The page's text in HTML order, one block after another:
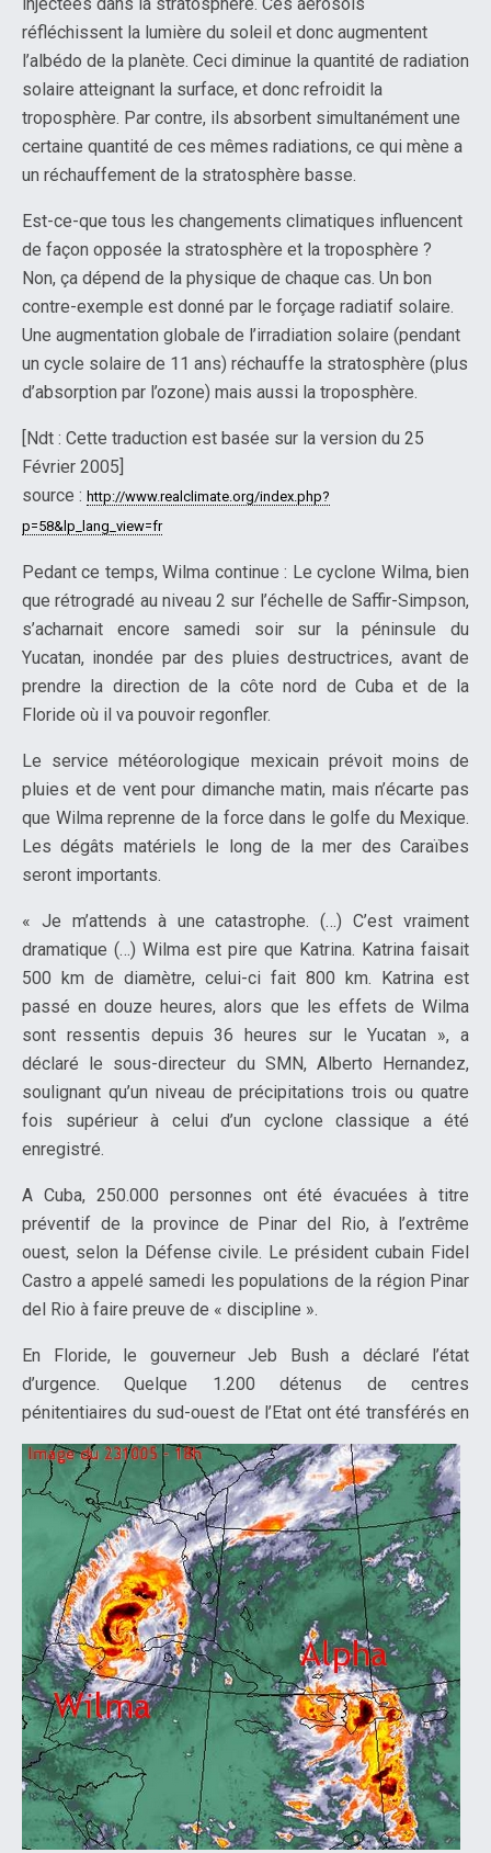
réfléchissent la lumière du soleil et donc augmentent
l’albédo de la planète. Ceci diminue la quantité de radiation
solaire atteignant la surface, et donc refroidit la
troposphère. Par contre, ils absorbent simultanément une
certaine quantité de ces mêmes radiations, ce qui mène a
un réchauffement de la stratosphère basse.
Est-ce-que tous les changements climatiques influencent
de façon opposée la stratosphère et la troposphère ?
Non, ça dépend de la physique de chaque cas. Un bon
contre-exemple est donné par le forçage radiatif solaire.
Une augmentation globale de l’irradiation solaire (pendant
un cycle solaire de 11 ans) réchauffe la stratosphère (plus
d’absorption par l’ozone) mais aussi la troposphère.
[Ndt : Cette traduction est basée sur la version du 25
Février 2005]
source : http://www.realclimate.org/index.php?
p=58&lp_lang_view=fr
Pedant ce temps, Wilma continue : Le cyclone Wilma, bien
que rétrogradé au niveau 2 sur l’échelle de Saffir-Simpson,
s’acharnait encore samedi soir sur la péninsule du
Yucatan, inondée par des pluies destructrices, avant de
prendre la direction de la côte nord de Cuba et de la
Floride où il va pouvoir regonfler.
Le service météorologique mexicain prévoit moins de
pluies et de vent pour dimanche matin, mais n’écarte pas
que Wilma reprenne de la force dans le golfe du Mexique.
Les dégâts matériels le long de la mer des Caraïbes
seront importants.
« Je m’attends à une catastrophe. (…) C’est vraiment
dramatique (…) Wilma est pire que Katrina. Katrina faisait
500 km de diamètre, celui-ci fait 800 km. Katrina est
passé en douze heures, alors que les effets de Wilma
sont ressentis depuis 36 heures sur le Yucatan », a
déclaré le sous-directeur du SMN, Alberto Hernandez,
soulignant qu’un niveau de précipitations trois ou quatre
fois supérieur à celui d’un cyclone classique a été
enregistré.
A Cuba, 250.000 personnes ont été évacuées à titre
préventif de la province de Pinar del Rio, à l’extrême
ouest, selon la Défense civile. Le président cubain Fidel
Castro a appelé samedi les populations de la région Pinar
del Rio à faire preuve de « discipline ».
En Floride, le gouverneur Jeb Bush a déclaré l’état
d’urgence. Quelque 1.200 détenus de centres
pénitentiaires du sud-ouest de l’Etat ont été transférés en